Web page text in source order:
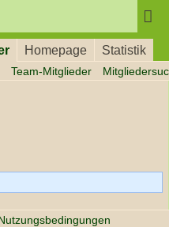
Homepage Statistik
Team-Mitglieder
Nutzungsbedingungen